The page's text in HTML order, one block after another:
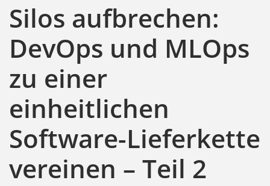
Silos aufbrechen:
DevOps und MLOps
zu einer
einheitlichen
Software-Lieferkette
vereinen – Teil 2